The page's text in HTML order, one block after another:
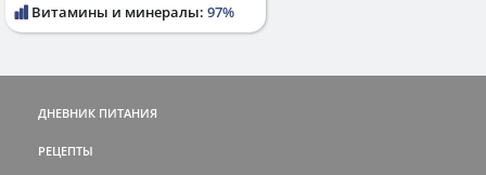
Витамины и минералы: 97%
ДНЕВНИК ПИТАНИЯ
РЕЦЕПТЫ